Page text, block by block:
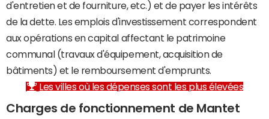
d'entretien et de fourniture, etc.) et de payer les intérêts
de la dette. Les emplois d'investissement correspondent
aux opérations en capital affectant le patrimoine
communal (travaux d'équipement, acquisition de
bâtiments) et le remboursement d'emprunts.
Les villes où les dépenses sont les plus élevées
Charges de fonctionnement de Mantet